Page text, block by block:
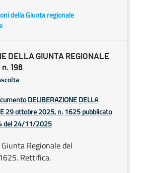
della Giunta regionale
DELLA GIUNTA REGIONALE
198
DELIBERAZIONE DELLA
29 ottobre 2025, n. 1625 pubblicato
del 24/11/2025
Regionale del
Rettifica.